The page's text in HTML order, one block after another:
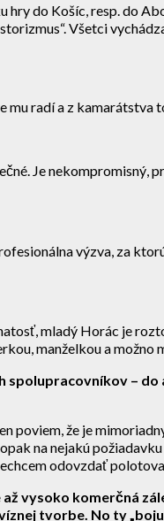
do Košíc, resp. do
Všetci
radí a z kamarátstva
Je
výzva, za
mladý Horác je
manželkou a možno
–
poviem, že je
na nejakú
odovzdať
vysoko komerčná
tvorbe. No ty